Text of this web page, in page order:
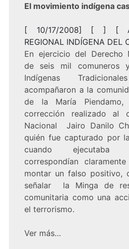
El movimiento indígena
[ 10/17/2008] [ ] [
REGIONAL INDÍGENA DEL
En ejercicio del Derecho
de seis mil comuneros
Indígenas
acompañaron a la
de la María
corrección realizado al
Nacional Jairo Danilo
quién fue capturado por
cuando ejecutaba
correspondían
montar un falso positivo,
señalar la Minga de
comunitaria como una
el terrorismo.
Ver más…